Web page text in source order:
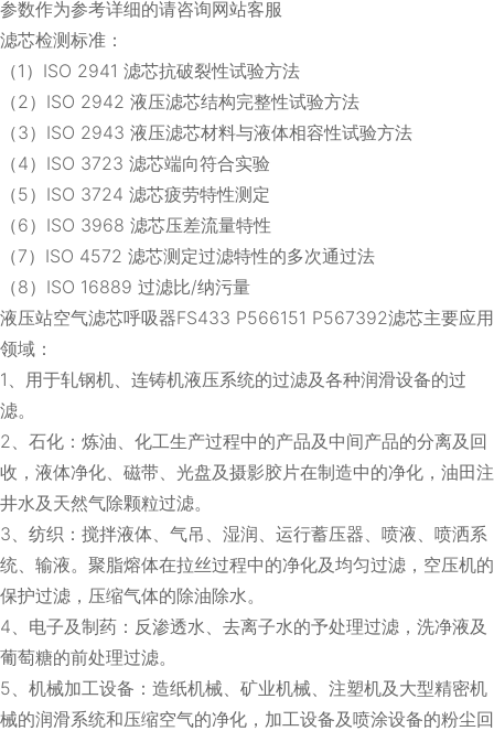
参数作为参考详细的请咨询网站客服
滤芯检测标准：
（1）ISO 2941 滤芯抗破裂性试验方法
（2）ISO 2942 液压滤芯结构完整性试验方法
（3）ISO 2943 液压滤芯材料与液体相容性试验方法
（4）ISO 3723 滤芯端向符合实验
（5）ISO 3724 滤芯疲劳特性测定
（6）ISO 3968 滤芯压差流量特性
（7）ISO 4572 滤芯测定过滤特性的多次通过法
（8）ISO 16889 过滤比/纳污量
液压站空气滤芯呼吸器FS433 P566151 P567392滤芯主要应用
领域：
1、用于轧钢机、连铸机液压系统的过滤及各种润滑设备的过
滤。
2、石化：炼油、化工生产过程中的产品及中间产品的分离及回
收，液体净化、磁带、光盘及摄影胶片在制造中的净化，油田注
井水及天然气除颗粒过滤。
3、纺织：搅拌液体、气吊、湿润、运行蓄压器、喷液、喷洒系
统、输液。聚脂熔体在拉丝过程中的净化及均匀过滤，空压机的
保护过滤，压缩气体的除油除水。
4、电子及制药：反渗透水、去离子水的予处理过滤，洗净液及
葡萄糖的前处理过滤。
5、机械加工设备：造纸机械、矿业机械、注塑机及大型精密机
械的润滑系统和压缩空气的净化，加工设备及喷涂设备的粉尘回